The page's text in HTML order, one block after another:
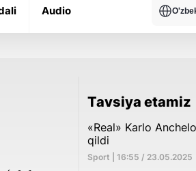
Audio
Tavsiya etamiz
«Real» Karlo
qildi
Sport | 16:55 / 23.05.2025